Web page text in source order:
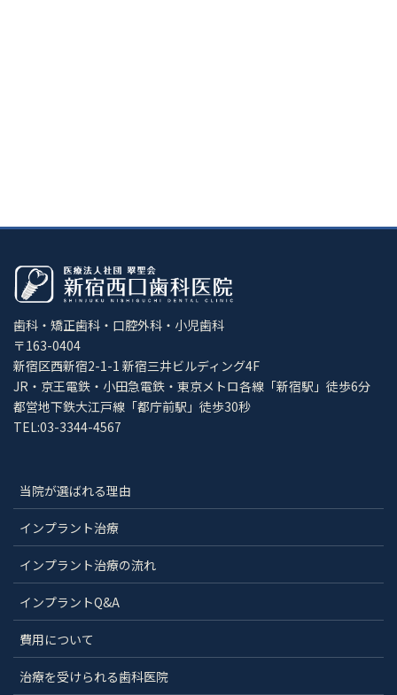
歯科・矯正歯科・口腔外科・小児歯科
〒163-0404
新宿区西新宿2-1-1 新宿三井ビルディング4F
JR・京王電鉄・小田急電鉄・東京メトロ各線「新宿駅」徒歩6分
都営地下鉄大江戸線「都庁前駅」徒歩30秒
TEL:03-3344-4567
当院が選ばれる理由
インプラント治療
インプラント治療の流れ
インプラントQ&A
費用について
治療を受けられる歯科医院